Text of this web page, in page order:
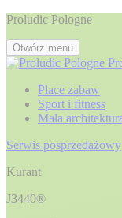
Proludic Pologne
Otwórz menu
Place zabaw
Sport i fitness
Mała
Serwis posprzedażowy
Kurant
J3440®